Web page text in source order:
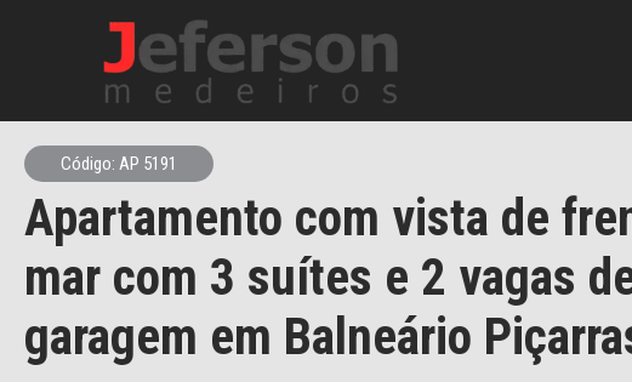
Código: AP 5191
Apartamento com vista de
mar com 3 suítes e 2 vagas
garagem em Balneário